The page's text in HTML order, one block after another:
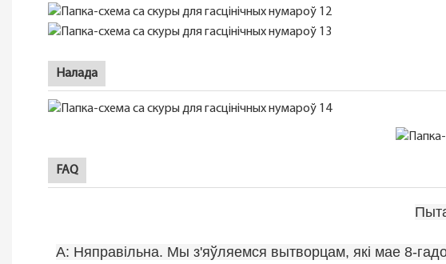
Налада
FAQ
A: Няправільна. Мы з'яўляемся вытворцам, які мае 8-